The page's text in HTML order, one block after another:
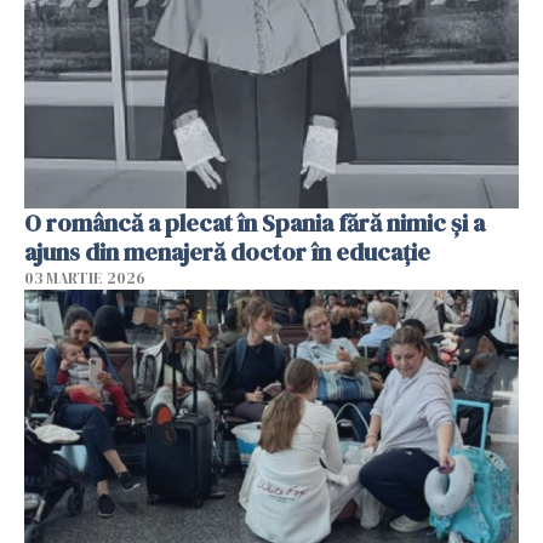
O româncă a plecat în Spania fără nimic și a
ajuns din menajeră doctor în educație
03 MARTIE 2026